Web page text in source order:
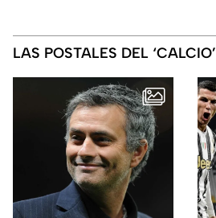
euros
LAS POSTALES DEL ‘CALCIO’